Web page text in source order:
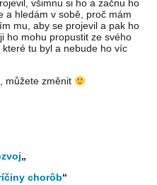
všimnu si ho a začnu ho
a hledám v sobě, proč mám
mu, aby se projevil a pak ho
ho mohu propustit ze svého
tu byl a nebude ho víc
můžete změnit
„
chorôb“